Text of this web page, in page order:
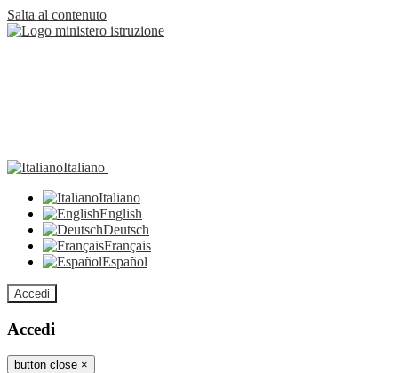
Salta al contenuto
Italiano
Italiano
English
Deutsch
Français
Español
Accedi
Accedi
button close ×